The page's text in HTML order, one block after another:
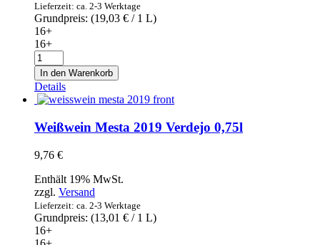
Lieferzeit: ca. 2-3 Werktage
Grundpreis: (19,03 € / 1 L)
16+
16+
Cava
Finca
la
Pintada
Brut
-
Sekt
Menge
In den Warenkorb
Details
Weißwein Mesta 2019 Verdejo 0,75l
9,76 €
Enthält 19% MwSt.
zzgl. Versand
Lieferzeit: ca. 2-3 Werktage
Grundpreis: (13,01 € / 1 L)
16+